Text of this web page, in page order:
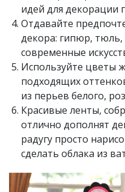
идей для декорации
Отдавайте
декора: гипюр,
современные
Используйте цветы
подходящих
из перьев белого,
Красивые ленты,
отлично дополнят
радугу просто
сделать облака из